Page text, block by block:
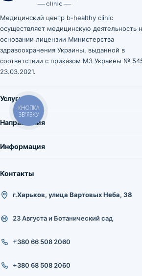
Медицинский центр b-healthy clinic
осуществляет медицинскую деятельность
основании лицензии Министерства
здравоохранения Украины, выданной в
соответствии с приказом МЗ Украины №
23.03.2021.
Услуги
Направления
Информация
Контакты
г.Харьков, улица Вартовых Неба, 38
23 Августа и Ботанический сад
+380 66 508 2060
+380 68 508 2060
КНОПКА
ЗВ'ЯЗКУ